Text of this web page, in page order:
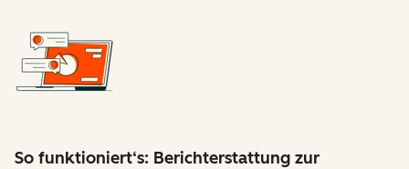
So funktioniert‘s: Berichterstattung zur